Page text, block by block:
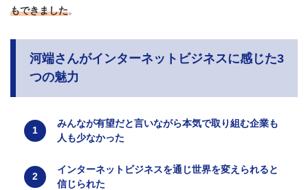
もできました。
河端さんがインターネットビジネスに感じた3
つの魅力
みんなが有望だと言いながら本気で取り組む企業も
人も少なかった
インターネットビジネスを通じ世界を変えられると
信じられた